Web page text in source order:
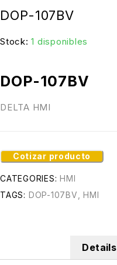
DOP-107BV
Stock: 1 disponibles
DOP-107BV
DELTA HMI
Cotizar producto
CATEGORIES: HMI
TAGS: DOP-107BV HMI
Details